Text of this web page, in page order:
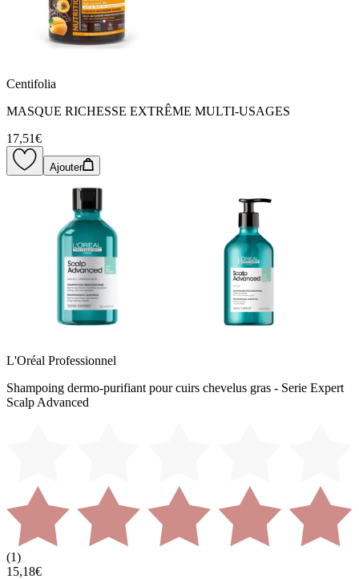
Centifolia
MASQUE RICHESSE EXTRÊME MULTI-USAGES
17,51€
Ajouter
L'Oréal Professionnel
Shampoing dermo-purifiant pour cuirs chevelus gras - Serie Expert
Scalp Advanced
(1)
15,18€